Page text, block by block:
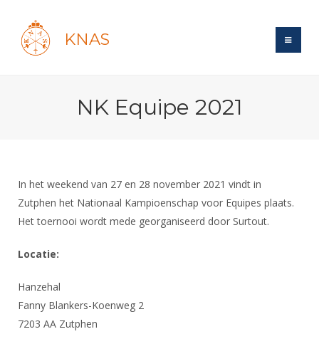
KNAS
Polls
Forums
Maandelijks archief
Evenement
Website
Lidmaatschap
Tarieven
Sponsors en Partners
Organisatie
Introductie
Recreatiesport
Veteranen
Wedstrijdsport
Wat is topsport
NK's
DBT
Informatie
Ouders en vereniging
Jeugdkampen
Schermforum
Nieuws
Contact
NK Equipe 2021
In het weekend van 27 en 28 november 2021 vindt in
Zutphen het Nationaal Kampioenschap voor Equipes plaats.
Het toernooi wordt mede georganiseerd door Surtout.
Locatie:
Hanzehal
Fanny Blankers-Koenweg 2
7203 AA Zutphen